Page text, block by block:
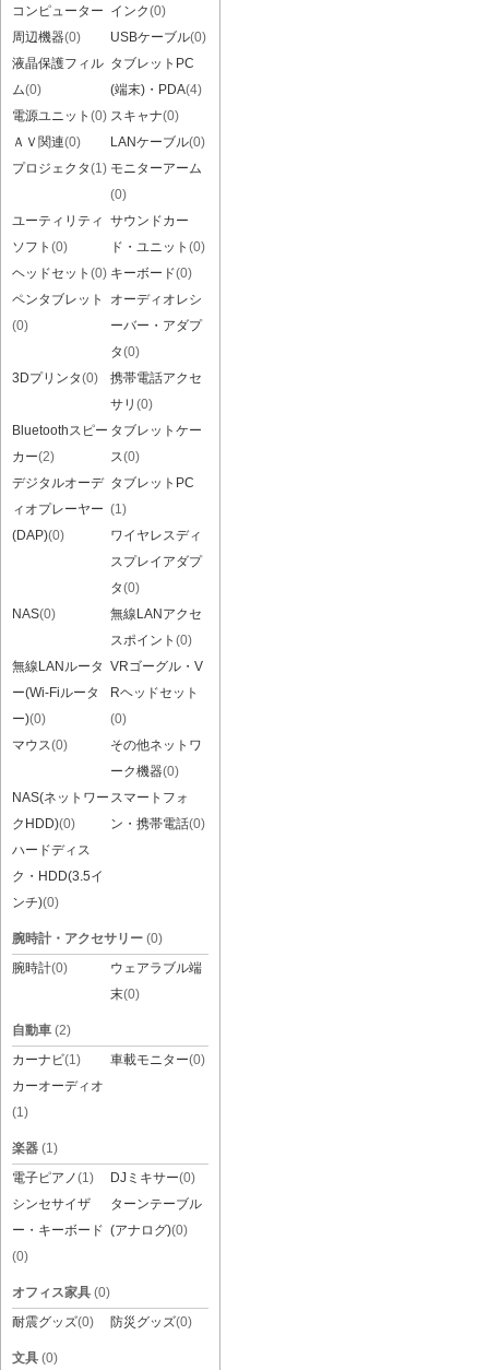
コンピューター
周辺機器(0)
インク(0)
USBケーブル(0)
液晶保護フィル
ム(0)
タブレットPC
(端末)・PDA(4)
電源ユニット (0) スキャナ(0)
ＡＶ関連(0) LANケーブル(0)
プロジェクタ(1) モニターアーム
(0)
ユーティリティ
ソフト (0)
サウンドカー
ド・ユニット (0)
ヘッドセット (0) キーボード(0)
ペンタブレット
(0)
オーディオレシ
ーバー・アダプ
タ(0)
3Dプリンタ(0)
携帯電話アクセ
サリ (0)
Bluetoothスピー
カー(2)
タブレットケー
ス(0)
デジタルオーデ
ィオプレーヤー
(DAP)(0)
タブレットPC
(1)
ワイヤレスディ
スプレイアダプ
タ(0)
NAS(0)
無線LANアクセ
スポイント (0)
無線LANルータ
ー(Wi-Fiルータ
ー)(0)
VRゴーグル・V
Rヘッドセット
(0)
マウス(0)
その他ネットワ
ーク機器(0)
NAS(ネットワー
クHDD)(0)
スマートフォ
ン・携帯電話(0)
ハードディス
ク・HDD(3.5イ
ンチ)(0)
腕時計・アクセサリー (0)
腕時計(0)
ウェアラブル端
末(0)
自動車 (2)
カーナビ(1) 車載モニター(0)
カーオーディオ
(1)
楽器 (1)
電子ピアノ(1) DJミキサー(0)
シンセサイザ
ー・キーボード
(0)
ターンテーブル
(アナログ)(0)
オフィス家具 (0)
耐震グッズ(0) 防災グッズ(0)
文具 (0)